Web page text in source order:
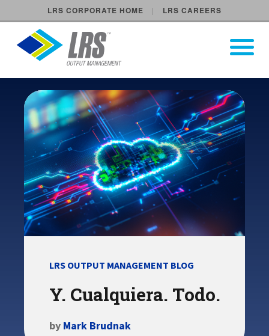
LRS CORPORATE HOME LRS CAREERS
LRS Output Management
Main Navigation
Open
LRS OUTPUT MANAGEMENT BLOG
Y. Cualquiera. Todo.
by Mark Brudnak